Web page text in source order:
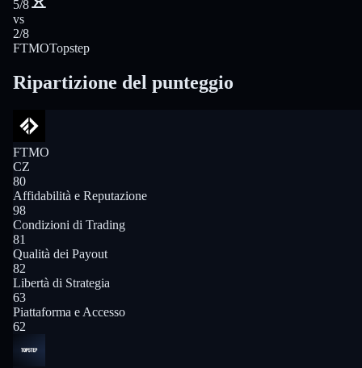
5/8
vs
2/8
FTMOTopstep
Ripartizione del punteggio
FTMO
CZ
80
Affidabilità e Reputazione
98
Condizioni di Trading
81
Qualità dei Payout
82
Libertà di Strategia
63
Piattaforma e Accesso
62